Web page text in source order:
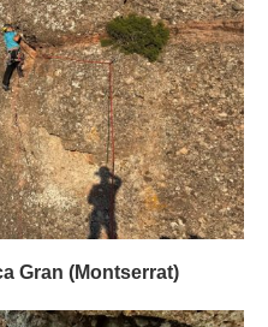
Gran (Montserrat)